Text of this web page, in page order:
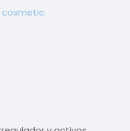
cosmetic